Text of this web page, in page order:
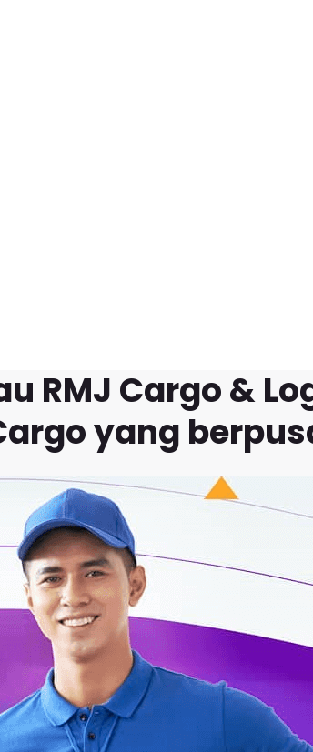
RMJ Cargo &
yang